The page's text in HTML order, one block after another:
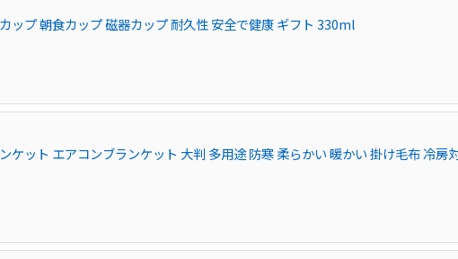
ップ 朝食カップ 磁器カップ 耐久性 安全で健康 ギフト 330ml
ケット エアコンブランケット 大判 多用途 防寒 柔らかい 暖かい 掛け毛布 冷房